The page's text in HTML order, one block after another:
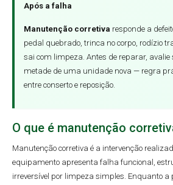
Após a falha
Manutenção corretiva responde a
pedal quebrado, trinca no corpo, rodízio
sai com limpeza. Antes de reparar, avalie
metade de uma unidade nova — regra
entre conserto e reposição.
O que é manutenção
Manutenção corretiva é a intervenção
equipamento apresenta falha funcional,
irreversível por limpeza simples. Enquanto a